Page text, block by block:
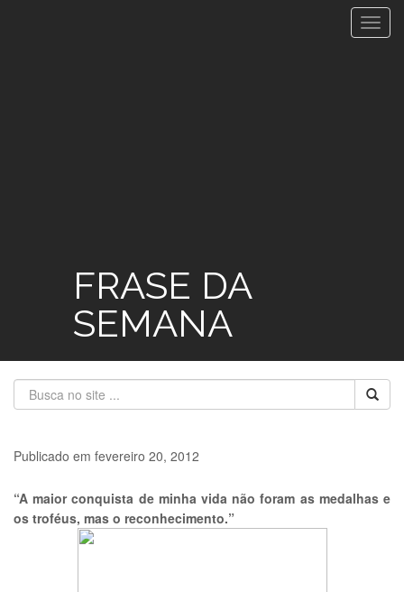
FRASE DA
SEMANA
Publicado em fevereiro 20, 2012
“A maior conquista de minha vida não foram as medalhas e
os troféus, mas o reconhecimento.”